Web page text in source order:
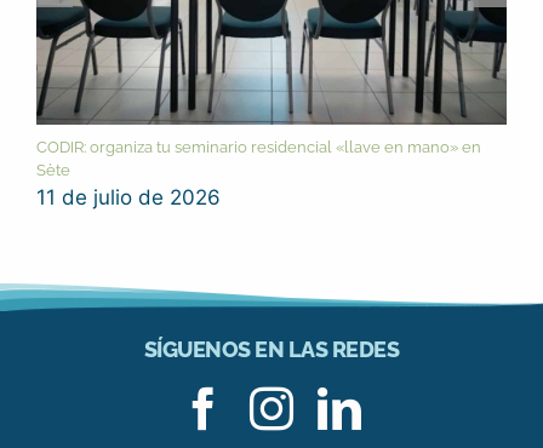
CODIR: organiza tu seminario residencial «llave en mano» en
Sète
11 de julio de 2026
SÍGUENOS EN LAS REDES